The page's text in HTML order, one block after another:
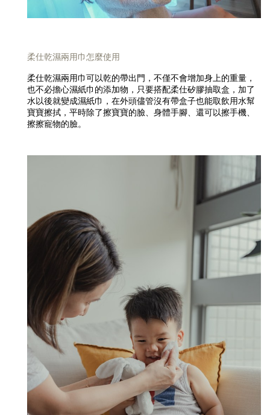
柔仕乾濕兩用巾怎麼使用
柔仕乾濕兩用巾可以乾的帶出門，不僅不會增加身上的重量，
也不必擔心濕紙巾的添加物，只要搭配柔仕矽膠抽取盒，加了
水以後就變成濕紙巾，在外頭儘管沒有帶盒子也能取飲用水幫
寶寶擦拭，平時除了擦寶寶的臉、身體手腳、還可以擦手機、
擦擦寵物的臉。